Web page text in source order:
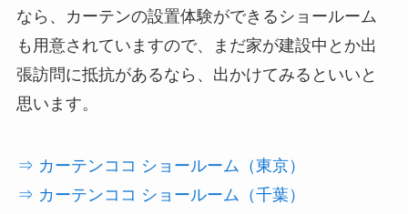
なら、カーテンの設置体験ができるショールーム
も用意されていますので、まだ家が建設中とか出
張訪問に抵抗があるなら、出かけてみるといいと
思います。
⇒ カーテンココ ショールーム（東京）
⇒ カーテンココ ショールーム（千葉）